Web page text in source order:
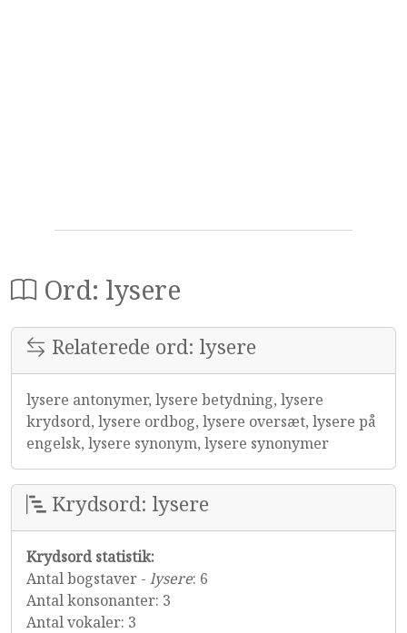
Ord: lysere
Relaterede ord: lysere
lysere antonymer, lysere betydning, lysere
krydsord, lysere ordbog, lysere oversæt, lysere på
engelsk, lysere synonym, lysere synonymer
Krydsord: lysere
Krydsord statistik:
Antal bogstaver - lysere: 6
Antal konsonanter: 3
Antal vokaler: 3